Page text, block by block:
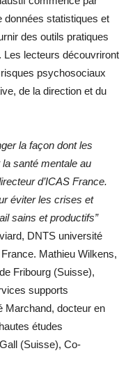
données statistiques et
des outils pratiques
lecteurs découvriront
psychosociaux
de la direction et du
la façon dont les
santé mentale au
d’ICAS France.
éviter les crises et
sains et productifs”
DNTS université
Mathieu Wilkens,
Fribourg (Suisse),
supports
Marchand, docteur en
études
(Suisse), Co-